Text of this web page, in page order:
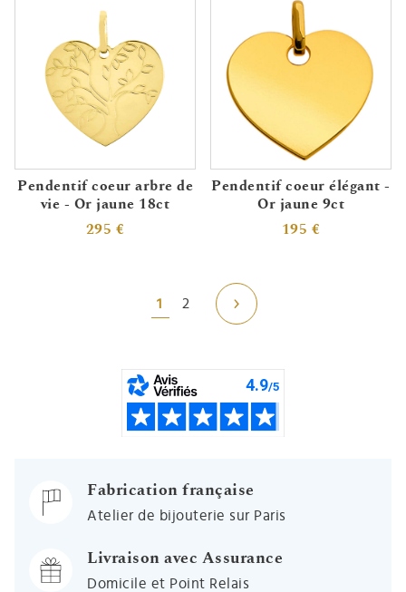
Pendentif coeur arbre de
vie - Or jaune 18ct
295 €
Pendentif coeur élégant -
Or jaune 9ct
195 €
1 2
Fabrication française
Atelier de bijouterie sur Paris
Livraison avec Assurance
Domicile et Point Relais